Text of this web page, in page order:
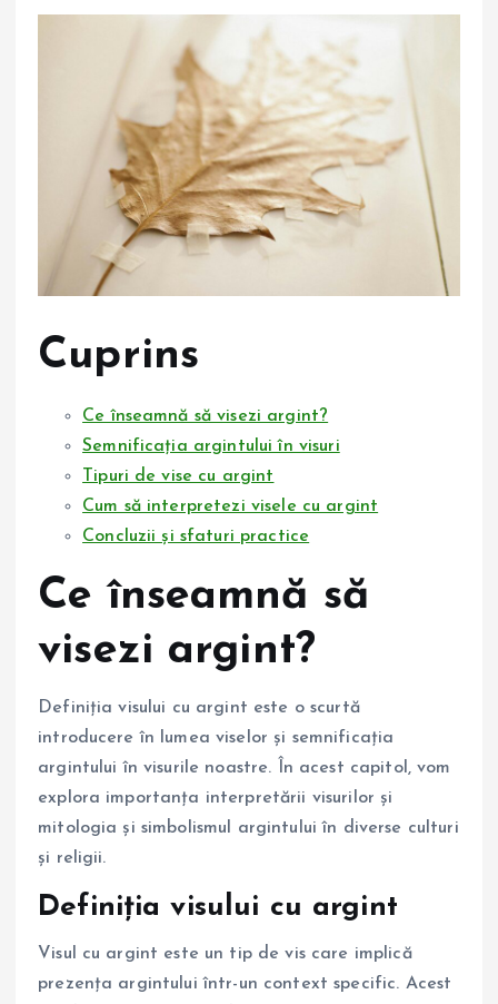
Cuprins
Ce înseamnă să visezi argint?
Semnificația argintului în visuri
Tipuri de vise cu argint
Cum să interpretezi visele cu argint
Concluzii și sfaturi practice
Ce înseamnă să
visezi argint?
Definiția visului cu argint este o scurtă
introducere în lumea viselor și semnificația
argintului în visurile noastre. În acest capitol, vom
explora importanța interpretării visurilor și
mitologia și simbolismul argintului în diverse culturi
și religii.
Definiția visului cu argint
Visul cu argint este un tip de vis care implică
prezența argintului într-un context specific. Acest